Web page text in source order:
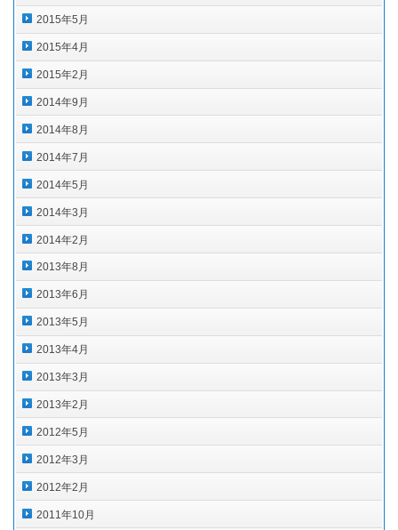
2015年5月
2015年4月
2015年2月
2014年9月
2014年8月
2014年7月
2014年5月
2014年3月
2014年2月
2013年8月
2013年6月
2013年5月
2013年4月
2013年3月
2013年2月
2012年5月
2012年3月
2012年2月
2011年10月